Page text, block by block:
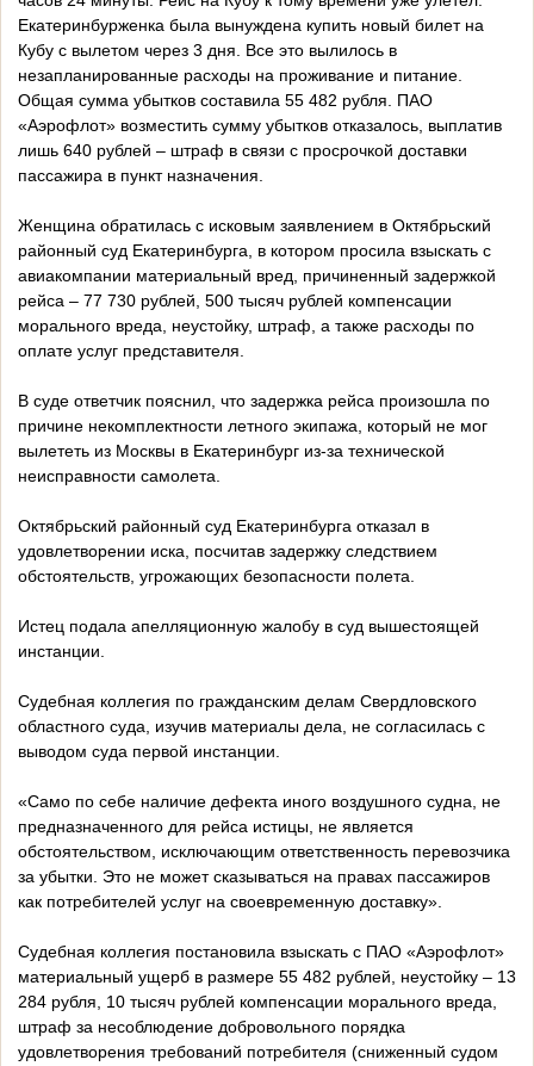
Екатеринбурженка была вынуждена купить новый билет на
Кубу с вылетом через 3 дня. Все это вылилось в
незапланированные расходы на проживание и питание.
Общая сумма убытков составила 55 482 рубля. ПАО
«Аэрофлот» возместить сумму убытков отказалось, выплатив
лишь 640 рублей – штраф в связи с просрочкой доставки
пассажира в пункт назначения.
Женщина обратилась с исковым заявлением в Октябрьский
районный суд Екатеринбурга, в котором просила взыскать с
авиакомпании материальный вред, причиненный задержкой
рейса – 77 730 рублей, 500 тысяч рублей компенсации
морального вреда, неустойку, штраф, а также расходы по
оплате услуг представителя.
В суде ответчик пояснил, что задержка рейса произошла по
причине некомплектности летного экипажа, который не мог
вылететь из Москвы в Екатеринбург из-за технической
неисправности самолета.
Октябрьский районный суд Екатеринбурга отказал в
удовлетворении иска, посчитав задержку следствием
обстоятельств, угрожающих безопасности полета.
Истец подала апелляционную жалобу в суд вышестоящей
инстанции.
Судебная коллегия по гражданским делам Свердловского
областного суда, изучив материалы дела, не согласилась с
выводом суда первой инстанции.
«Само по себе наличие дефекта иного воздушного судна, не
предназначенного для рейса истицы, не является
обстоятельством, исключающим ответственность перевозчика
за убытки. Это не может сказываться на правах пассажиров
как потребителей услуг на своевременную доставку».
Судебная коллегия постановила взыскать с ПАО «Аэрофлот»
материальный ущерб в размере 55 482 рублей, неустойку – 13
284 рубля, 10 тысяч рублей компенсации морального вреда,
штраф за несоблюдение добровольного порядка
удовлетворения требований потребителя (сниженный судом